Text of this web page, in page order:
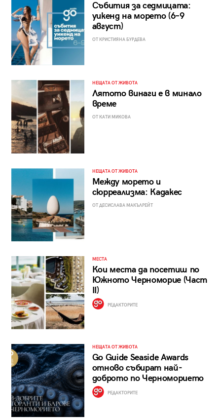
Събития за седмицата:
уикенд на морето (6–9
август)
ОТ КРИСТИЯНА БУРДЕВА
НЕЩАТА ОТ ЖИВОТА
Лятото винаги е в минало
време
ОТ КАТИ МИКОВА
НЕЩАТА ОТ ЖИВОТА
Между морето и
сюрреализма: Кадакес
ОТ ДЕСИСЛАВА МАКЪЛРЕЙТ
МЕСТА
Кои места да посетиш по
Южното Черноморие (Част
II)
РЕДАКТОРИТЕ
НЕЩАТА ОТ ЖИВОТА
Go Guide Seaside Awards
отново събират най-
доброто по Черноморието
РЕДАКТОРИТЕ